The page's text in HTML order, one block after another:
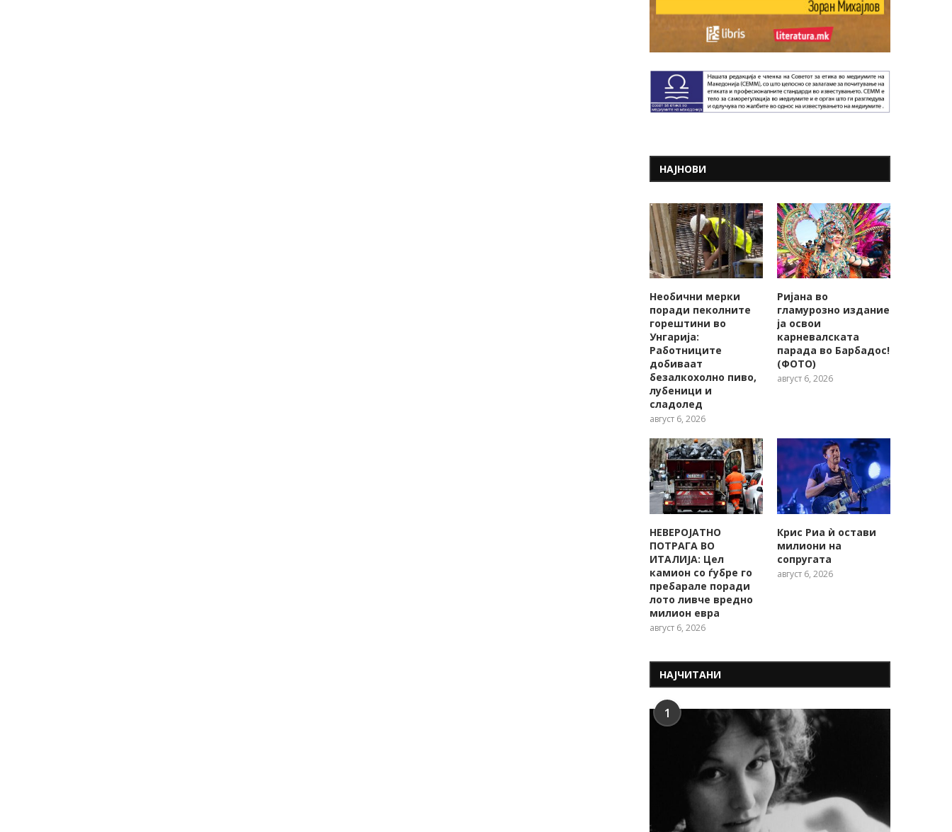
НАЈНОВИ
Необични мерки
поради пеколните
горештини во
Унгарија:
Работниците
добиваат
безалкохолно пиво,
лубеници и
сладолед
август 6, 2026
Ријана во
гламурозно издание
ја освои
карневалската
парада во Барбадос!
(ФОТО)
август 6, 2026
НЕВЕРОЈАТНО
ПОТРАГА ВО
ИТАЛИЈА: Цел
камион со ѓубре го
пребарале поради
лото ливче вредно
милион евра
август 6, 2026
Крис Риа ѝ остави
милиони на
сопругата
август 6, 2026
НАЈЧИТАНИ
1